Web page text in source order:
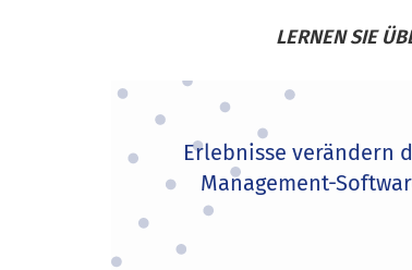
LERNEN SIE
Erlebnisse verändern
Management-